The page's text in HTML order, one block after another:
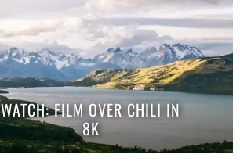
WATCH: FILM OVER CHILI IN
8K